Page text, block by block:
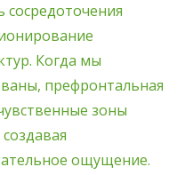
сосредоточения
Когда мы
префронтальная
зоны
ощущение.